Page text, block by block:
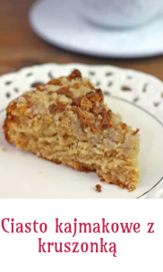
Ciasto kajmakowe z
kruszonką